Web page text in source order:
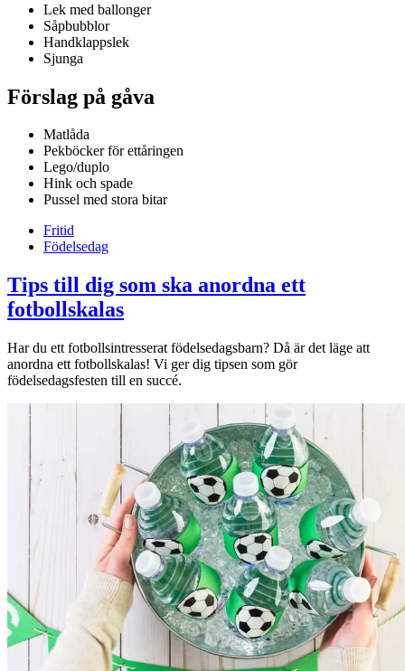
Lek med ballonger
Såpbubblor
Handklappslek
Sjunga
Förslag på gåva
Matlåda
Pekböcker för ettåringen
Lego/duplo
Hink och spade
Pussel med stora bitar
Fritid
Födelsedag
Tips till dig som ska anordna ett
fotbollskalas
Har du ett fotbollsintresserat födelsedagsbarn? Då är det läge att
anordna ett fotbollskalas! Vi ger dig tipsen som gör
födelsedagsfesten till en succé.